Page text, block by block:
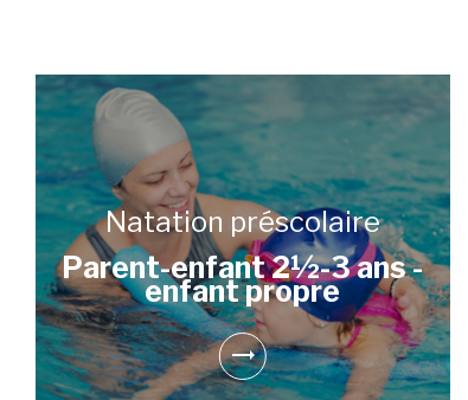
Natation préscolaire
Parent-enfant 2½-3 ans -
enfant propre